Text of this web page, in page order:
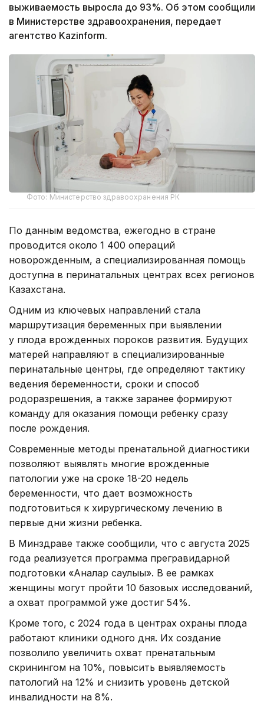
выживаемость выросла до 93%. Об этом сообщили
в Министерстве здравоохранения, передает
агентство Kazinform.
Фото: Министерство здравоохранения РК
По данным ведомства, ежегодно в стране
проводится около 1 400 операций
новорожденным, а специализированная помощь
доступна в перинатальных центрах всех регионов
Казахстана.
Одним из ключевых направлений стала
маршрутизация беременных при выявлении
у плода врожденных пороков развития. Будущих
матерей направляют в специализированные
перинатальные центры, где определяют тактику
ведения беременности, сроки и способ
родоразрешения, а также заранее формируют
команду для оказания помощи ребенку сразу
после рождения.
Современные методы пренатальной диагностики
позволяют выявлять многие врожденные
патологии уже на сроке 18-20 недель
беременности, что дает возможность
подготовиться к хирургическому лечению в
первые дни жизни ребенка.
В Минздраве также сообщили, что с августа 2025
года реализуется программа прегравидарной
подготовки «Аналар саулығы». В ее рамках
женщины могут пройти 10 базовых исследований,
а охват программой уже достиг 54%.
Кроме того, с 2024 года в центрах охраны плода
работают клиники одного дня. Их создание
позволило увеличить охват пренатальным
скринингом на 10%, повысить выявляемость
патологий на 12% и снизить уровень детской
инвалидности на 8%.